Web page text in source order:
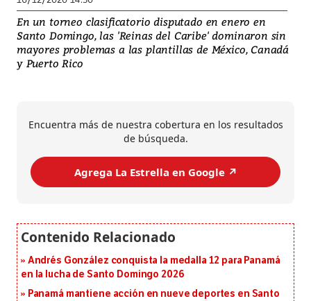
En un torneo clasificatorio disputado en enero en
Santo Domingo, las 'Reinas del Caribe' dominaron sin
mayores problemas a las plantillas de México, Canadá
y Puerto Rico
Encuentra más de nuestra cobertura en los resultados
de búsqueda.
Agrega La Estrella en Google ↗️
Andrés González conquista la medalla 12 para Panamá
en la lucha de Santo Domingo 2026
Panamá mantiene acción en nueve deportes en Santo